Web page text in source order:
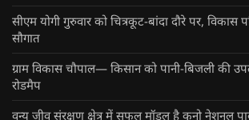
सीएम योगी गुरुवार को चित्रकूट-बांदा दौरे पर, विकास
सौगात
ग्राम विकास चौपाल— किसान को पानी-बिजली की
रोडमैप
वन्य जीव संरक्षण क्षेत्र में सफल मॉडल है कूनो नेशनल